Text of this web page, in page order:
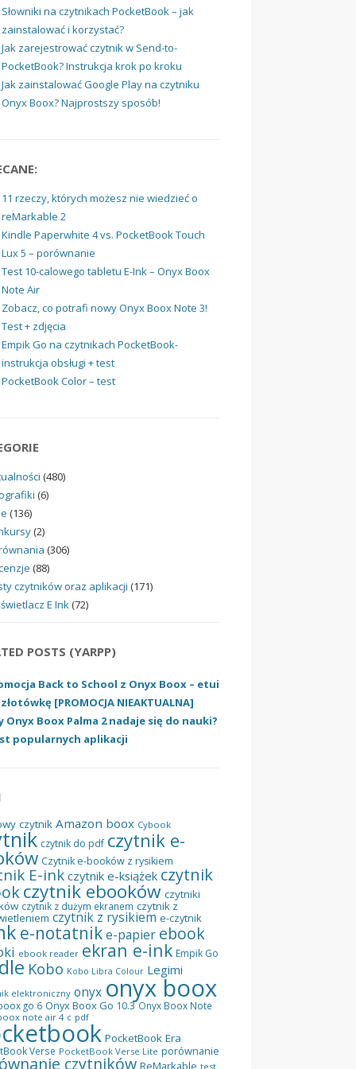
Słowniki na czytnikach PocketBook – jak
zainstalować i korzystać?
Jak zarejestrować czytnik w Send-to-
PocketBook? Instrukcja krok po kroku
Jak zainstalować Google Play na czytniku
Onyx Boox? Najprostszy sposób!
11 rzeczy, których możesz nie wiedzieć o
reMarkable 2
Kindle Paperwhite 4 vs. PocketBook Touch
Lux 5 – porównanie
Test 10-calowego tabletu E-Ink – Onyx Boox
Note Air
Zobacz, co potrafi nowy Onyx Boox Note 3!
Test + zdjęcia
Empik Go na czytnikach PocketBook-
instrukcja obsługi + test
PocketBook Color – test
(480)
(6)
(136)
(2)
(306)
(88)
czytników oraz aplikacji (171)
E Ink (72)
POSTS (YARPP)
Back to School z Onyx Boox – etui
[PROMOCJA NIEAKTUALNA]
Onyx Boox Palma 2 nadaje się do nauki?
popularnych aplikacji
czytnik Amazon boox Cybook
czytnik do pdf czytnik e-
Czytnik e-booków z rysikiem
E-ink czytnik e-książek czytnik
czytnik ebooków czytniki
czytnik z dużym ekranem czytnik z
czytnik z rysikiem e-czytnik
e-notatnike-papier ebook
ebook reader ekran e-ink Empik Go
Kobo Kobo Libra Colour Legimi
elektroniczny onyx onyx boox
go 6 Onyx Boox Go 10.3 Onyx Boox Note
note air 4 c pdf
PocketBook Era
Verse PocketBook Verse Lite porównanie
czytników ReMarkable test